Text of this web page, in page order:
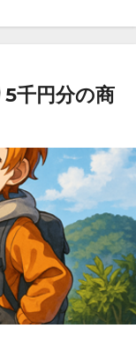
5千円分の商